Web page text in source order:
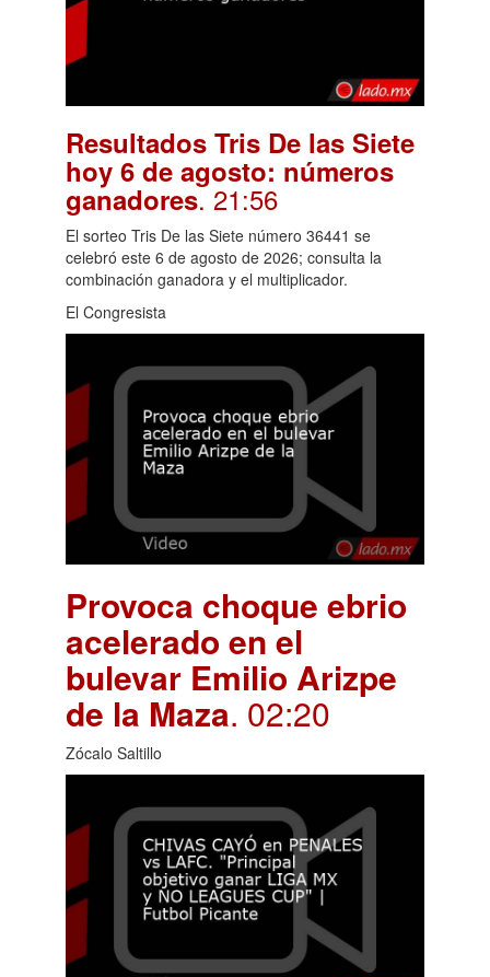
Resultados Tris De las Siete
hoy 6 de agosto: números
ganadores. 21:56
El sorteo Tris De las Siete número 36441 se
celebró este 6 de agosto de 2026; consulta la
combinación ganadora y el multiplicador.
El Congresista
Provoca choque ebrio
acelerado en el
bulevar Emilio Arizpe
de la Maza. 02:20
Zócalo Saltillo